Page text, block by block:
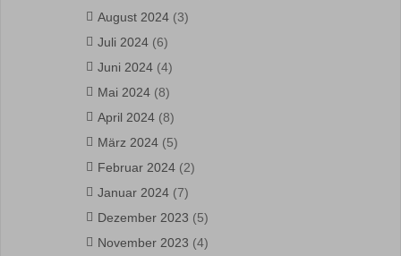
August 2024 (3)
Juli 2024 (6)
Juni 2024 (4)
Mai 2024 (8)
April 2024 (8)
März 2024 (5)
Februar 2024 (2)
Januar 2024 (7)
Dezember 2023 (5)
November 2023 (4)